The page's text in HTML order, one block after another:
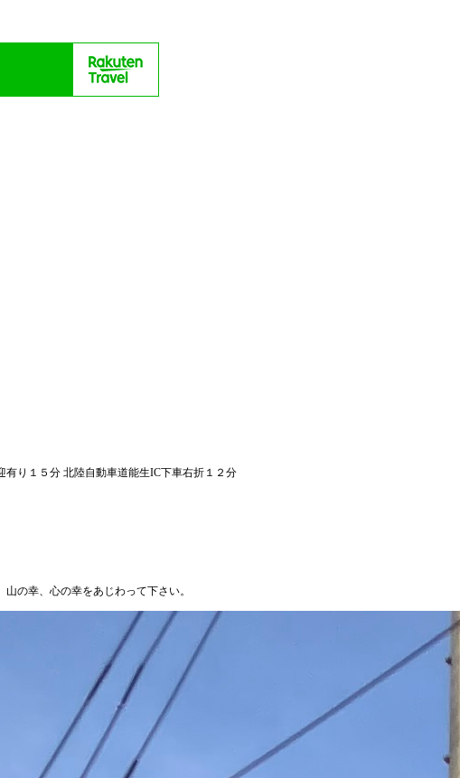
り１５分 北陸自動車道能生IC下車右折１２分
の幸、心の幸をあじわって下さい。